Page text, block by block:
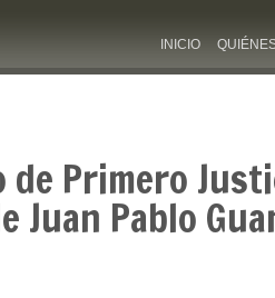
INICIO
de Primero
Juan Pablo